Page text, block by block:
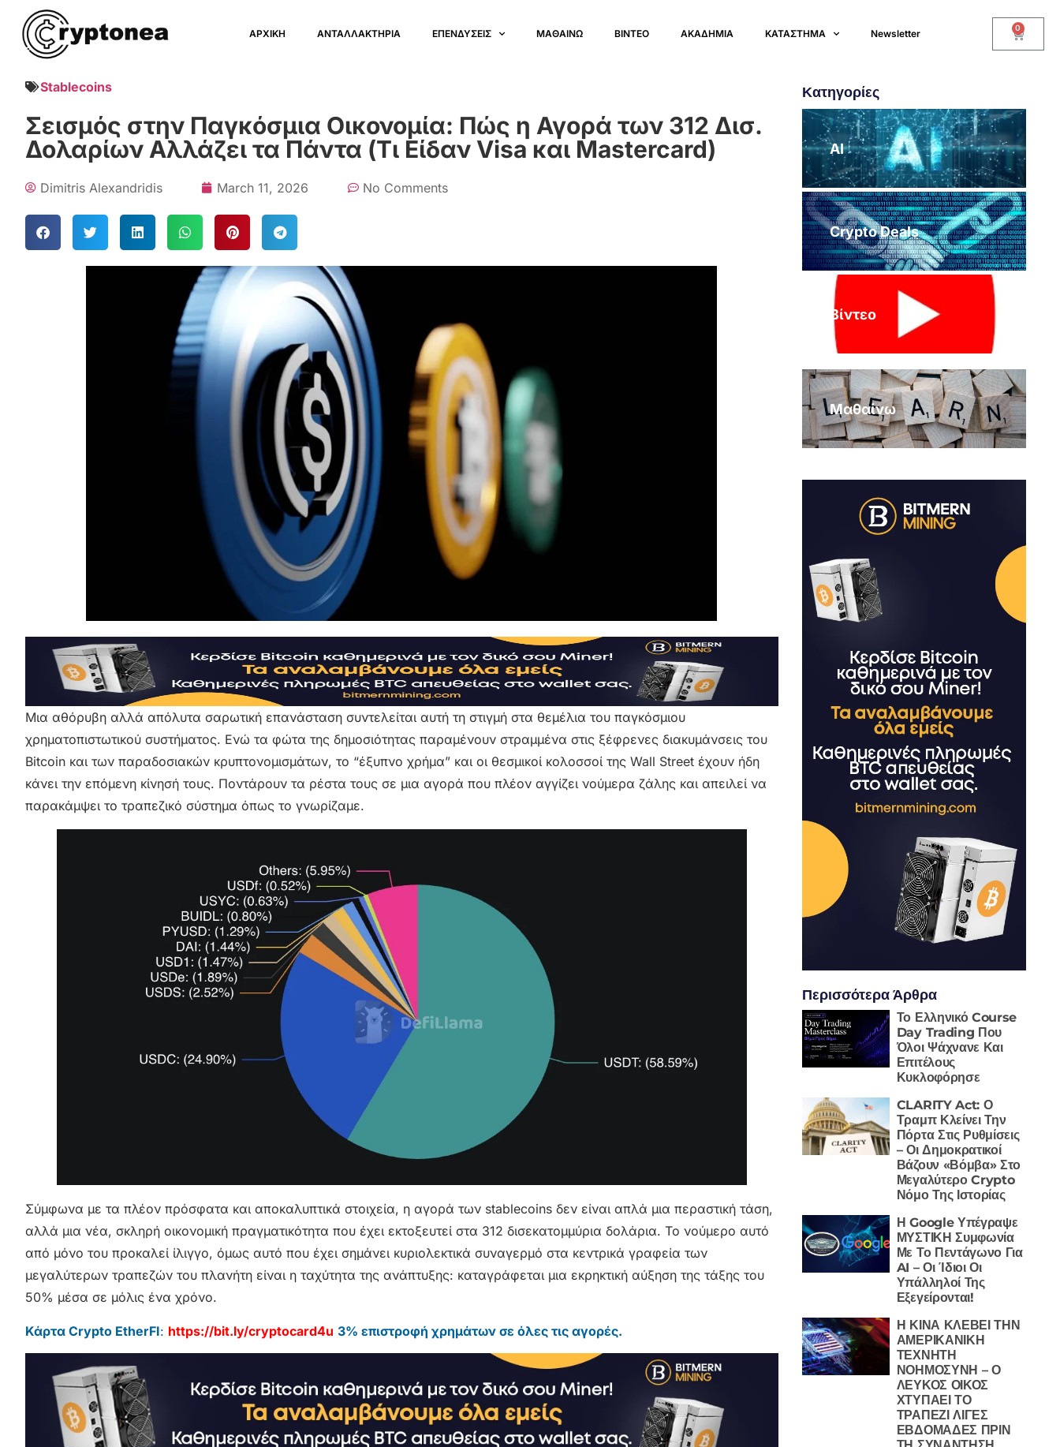
ΑΡΧΙΚΗ ΑΝΤΑΛΛΑΚΤΗΡΙΑ ΕΠΕΝΔΥΣΕΙΣ ΜΑΘΑΙΝΩ ΒΙΝΤΕΟ ΑΚΑΔΗΜΙΑ ΚΑΤΑΣΤΗΜΑ Newsletter 0
Stablecoins
Σεισμός στην Παγκόσμια Οικονομία: Πώς η Αγορά των 312 Δισ.
Δολαρίων Αλλάζει τα Πάντα (Τι Είδαν Visa και Mastercard)
Dimitris Alexandridis March 11, 2026 No Comments
Μια αθόρυβη αλλά απόλυτα σαρωτική επανάσταση συντελείται αυτή τη στιγμή στα θεμέλια του παγκόσμιου
χρηματοπιστωτικού συστήματος. Ενώ τα φώτα της δημοσιότητας παραμένουν στραμμένα στις ξέφρενες διακυμάνσεις του
Bitcoin και των παραδοσιακών κρυπτονομισμάτων, το “έξυπνο χρήμα” και οι θεσμικοί κολοσσοί της Wall Street έχουν ήδη
κάνει την επόμενη κίνησή τους. Ποντάρουν τα ρέστα τους σε μια αγορά που πλέον αγγίζει νούμερα ζάλης και απειλεί να
παρακάμψει το τραπεζικό σύστημα όπως το γνωρίζαμε.
Σύμφωνα με τα πλέον πρόσφατα και αποκαλυπτικά στοιχεία, η αγορά των stablecoins δεν είναι απλά μια περαστική τάση,
αλλά μια νέα, σκληρή οικονομική πραγματικότητα που έχει εκτοξευτεί στα 312 δισεκατομμύρια δολάρια. Το νούμερο αυτό
από μόνο του προκαλεί ίλιγγο, όμως αυτό που έχει σημάνει κυριολεκτικά συναγερμό στα κεντρικά γραφεία των
μεγαλύτερων τραπεζών του πλανήτη είναι η ταχύτητα της ανάπτυξης: καταγράφεται μια εκρηκτική αύξηση της τάξης του
50% μέσα σε μόλις ένα χρόνο.
Κάρτα Crypto EtherFI: https://bit.ly/cryptocard4u 3% επιστροφή χρημάτων σε όλες τις αγορές.
Κατηγορίες
AI
Crypto Deals
Βίντεο
Μαθαίνω
Περισσότερα Άρθρα
Το Ελληνικό Course
Day Trading Που
Όλοι Ψάχνανε Και
Επιτέλους
Κυκλοφόρησε
CLARITY Act: Ο
Τραμπ Κλείνει Την
Πόρτα Στις Ρυθμίσεις
– Οι Δημοκρατικοί
Βάζουν «Βόμβα» Στο
Μεγαλύτερο Crypto
Νόμο Της Ιστορίας
Η Google Υπέγραψε
ΜΥΣΤΙΚΗ Συμφωνία
Με Το Πεντάγωνο Για
AI – Οι Ίδιοι Οι
Υπάλληλοί Της
Εξεγείρονται!
Η ΚΙΝΑ ΚΛΕΒΕΙ ΤΗΝ
ΑΜΕΡΙΚΑΝΙΚΗ
ΤΕΧΝΗΤΗ
ΝΟΗΜΟΣΥΝΗ – Ο
ΛΕΥΚΟΣ ΟΙΚΟΣ
ΧΤΥΠΑΕΙ ΤΟ
ΤΡΑΠΕΖΙ ΛΙΓΕΣ
ΕΒΔΟΜΑΔΕΣ ΠΡΙΝ